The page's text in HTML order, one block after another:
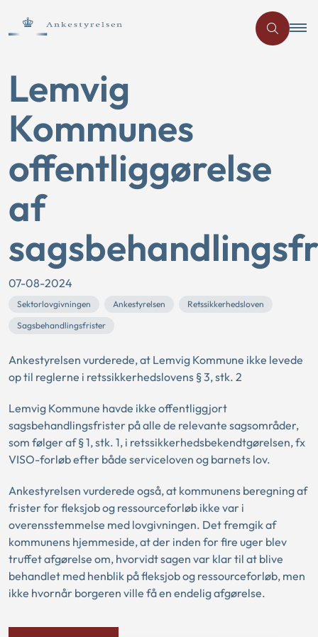
Lemvig
Kommunes
offentliggørelse
af
07-08-2024
Sektorlovgivningen Ankestyrelsen
Retssikkerhedsloven
Sagsbehandlingsfrister
Ankestyrelsen vurderede, at Lemvig Kommune ikke levede
op til reglerne i retssikkerhedslovens § 3, stk. 2
Lemvig Kommune havde ikke offentliggjort
sagsbehandlingsfrister på alle de relevante sagsområder,
som følger af § 1, stk. 1, i retssikkerhedsbekendtgørelsen, fx
VISO-forløb efter både serviceloven og barnets lov.
Ankestyrelsen vurderede også, at kommunens beregning af
frister for fleksjob og ressourceforløb ikke var i
overensstemmelse med lovgivningen. Det fremgik af
kommunens hjemmeside, at der inden for fire uger blev
truffet afgørelse om, hvorvidt sagen var klar til at blive
behandlet med henblik på fleksjob og ressourceforløb, men
ikke hvornår borgeren ville få en endelig afgørelse.